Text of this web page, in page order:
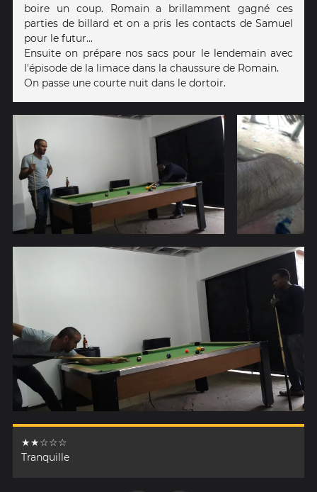
boire un coup. Romain a brillamment gagné ces
parties de billard et on a pris les contacts de Samuel
pour le futur...
Ensuite on prépare nos sacs pour le lendemain avec
l'épisode de la limace dans la chaussure de Romain.
On passe une courte nuit dans le dortoir.
★★☆☆☆
Tranquille